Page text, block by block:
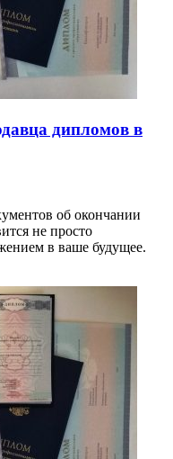
дипломов в
об окончании
не просто
в ваше будущее.